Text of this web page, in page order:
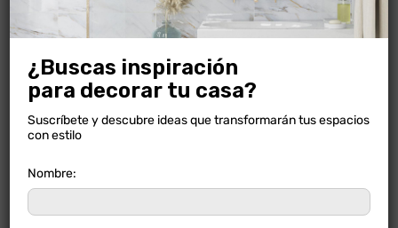
¿Buscas inspiración
para decorar tu casa?
Suscríbete y descubre ideas que transformarán tus espacios
con estilo
Nombre: